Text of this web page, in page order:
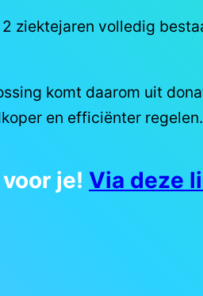
ziektejaren volledig
komt daarom uit
en efficiënter
je! Via deze